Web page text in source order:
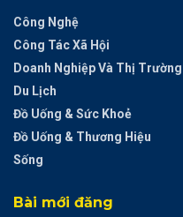
Công Nghệ
Công Tác Xã Hội
Doanh Nghiệp Và Thị Trường
Du Lịch
Đồ Uống & Sức Khoẻ
Đồ Uống & Thương Hiệu
Sống
Bài mới đăng